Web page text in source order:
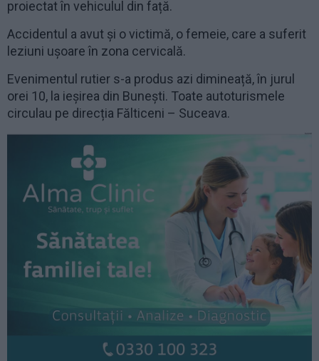
proiectat în vehiculul din față.
Accidentul a avut și o victimă, o femeie, care a suferit
leziuni ușoare în zona cervicală.
Evenimentul rutier s-a produs azi dimineață, în jurul
orei 10, la ieșirea din Bunești. Toate autoturismele
circulau pe direcția Fălticeni – Suceava.